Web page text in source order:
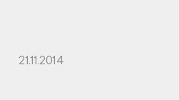
21.11.2014